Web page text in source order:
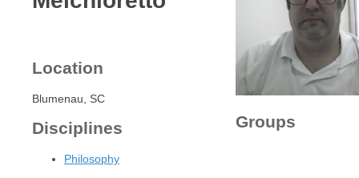
Location
Blumenau, SC
Disciplines
Philosophy
Groups